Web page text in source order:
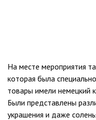
На месте мероприятия
которая была
товары имели немецкий
Были представлены
украшения и даже